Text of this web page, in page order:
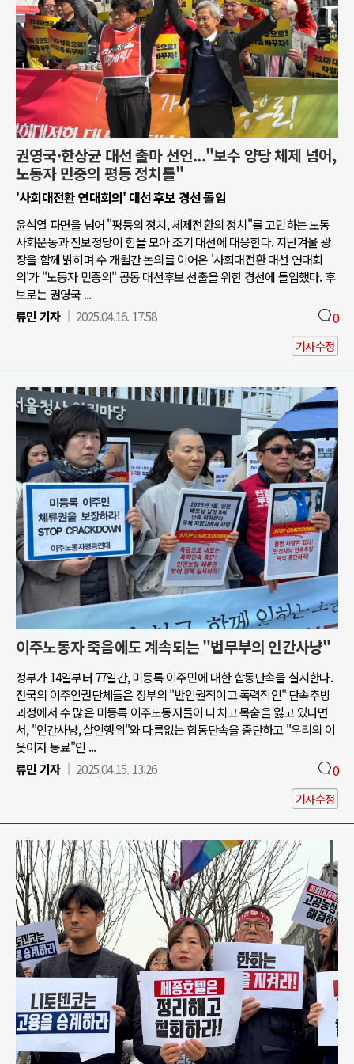
권영국·한상균 대선 출마 선언..."보수 양당 체제 넘어,
노동자 민중의 평등 정치를"
'사회대전환 연대회의' 대선 후보 경선 돌입
윤석열 파면을 넘어 "평등의 정치, 체제전환의 정치"를 고민하는 노동
사회운동과 진보정당이 힘을 모아 조기 대선에 대응한다. 지난겨울 광
장을 함께 밝히며 수 개월간 논의를 이어온 '사회대전환 대선 연대회
의'가 "노동자 민중의" 공동 대선후보 선출을 위한 경선에 돌입했다. 후
보로는 권영국 ...
류민 기자
2025.04.16. 17:58 0
기사수정
이주노동자 죽음에도 계속되는 "법무부의 인간사냥"
정부가 14일부터 77일간, 미등록 이주민에 대한 합동단속을 실시한다.
전국의 이주인권단체들은 정부의 "반인권적이고 폭력적인" 단속추방
과정에서 수 많은 미등록 이주노동자들이 다치고 목숨을 잃고 있다면
서, "인간사냥, 살인행위"와 다름없는 합동단속을 중단하고 "우리의 이
웃이자 동료"인 ...
류민 기자
2025.04.15. 13:26 0
기사수정